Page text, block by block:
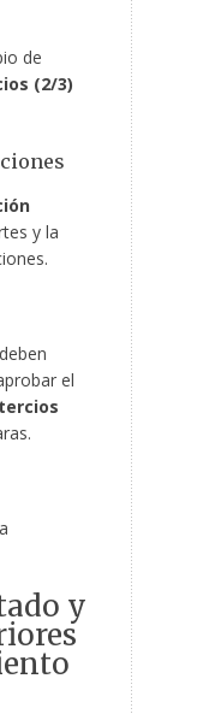
de
(2/3)
y la
el
y